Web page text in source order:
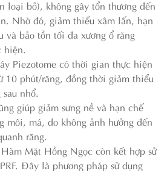
loại bỏ), không gây tổn thương đến
Nhờ đó, giảm thiểu xâm lấn, hạn
và bảo tồn tối đa xương ổ răng
hiện.
Piezotome có thời gian thực hiện
10 phút/răng, đồng thời giảm thiểu
nhổ.
giúp giảm sưng nề và hạn chế
môi, má, do không ảnh hưởng đến
răng.
Mặt Hồng Ngọc còn kết hợp sử
Đây là phương pháp sử dụng